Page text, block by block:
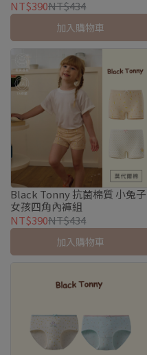
NT$390NT$434
加入購物車
Black Tonny 抗菌棉質 小兔子
女孩四角內褲組
NT$390NT$434
加入購物車